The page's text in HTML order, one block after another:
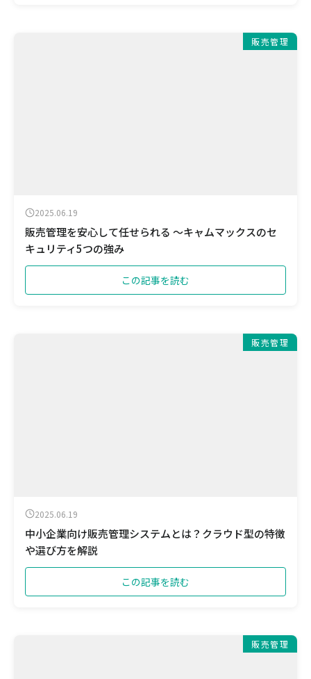
販売管理
2025.06.19
販売管理を安心して任せられる ～キャムマックスのセ
キュリティ5つの強み
この記事を読む
販売管理
2025.06.19
中小企業向け販売管理システムとは？クラウド型の特徴
や選び方を解説
この記事を読む
販売管理